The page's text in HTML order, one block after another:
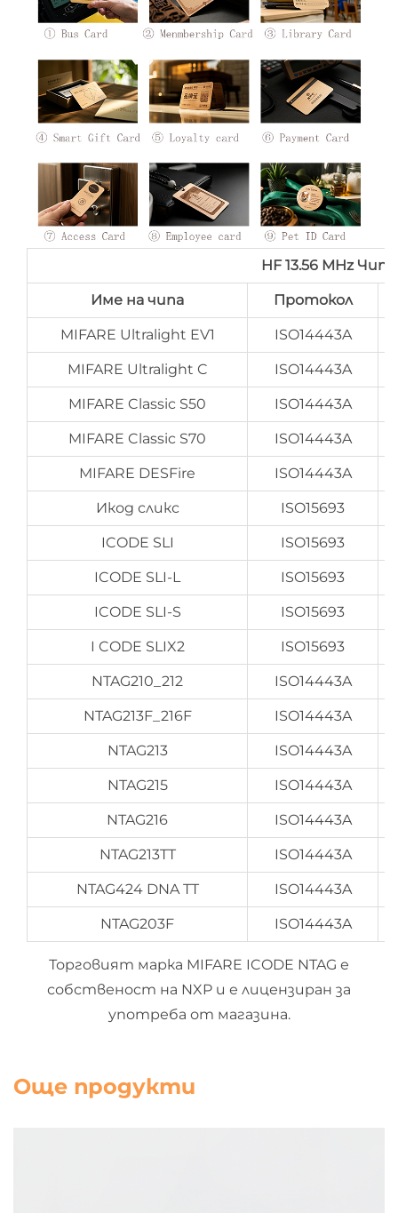
HF 13.56 MHz
Име на чипа Протокол
MIFARE Ultralight EV1 ISO14443A
MIFARE Ultralight C ISO14443A
MIFARE Classic S50 ISO14443A
MIFARE Classic S70 ISO14443A
MIFARE DESFire ISO14443A
Икод сликс ISO15693
ICODE SLI ISO15693
ICODE SLI-L ISO15693
ICODE SLI-S ISO15693
I CODE SLIX2 ISO15693
NTAG210_212 ISO14443A
NTAG213F_216F ISO14443A
NTAG213 ISO14443A
NTAG215 ISO14443A
NTAG216 ISO14443A
NTAG213TT ISO14443A
NTAG424 DNA TT ISO14443A
NTAG203F ISO14443A
Торговият марка MIFARE ICODE NTAG е
собственост на NXP и е лицензиран за
употреба от магазина.
Още продукти